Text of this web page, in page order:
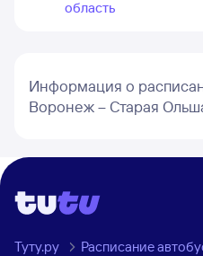
область
Информация о
Воронеж – Старая
Туту.ру Расписание